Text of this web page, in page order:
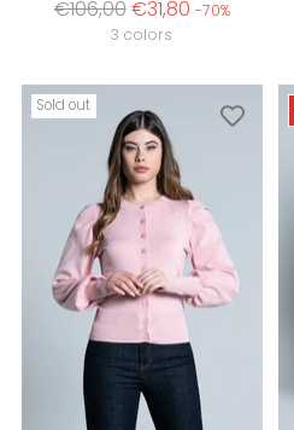
Regular
€106,00€31,80 -70%
3 colors
Sold out